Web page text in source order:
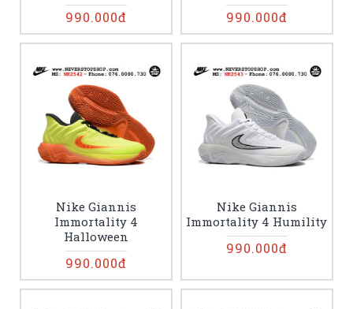
990.000đ 990.000đ
Nike Giannis
Immortality 4
Halloween
990.000đ
Nike Giannis
Immortality 4 Humility
990.000đ